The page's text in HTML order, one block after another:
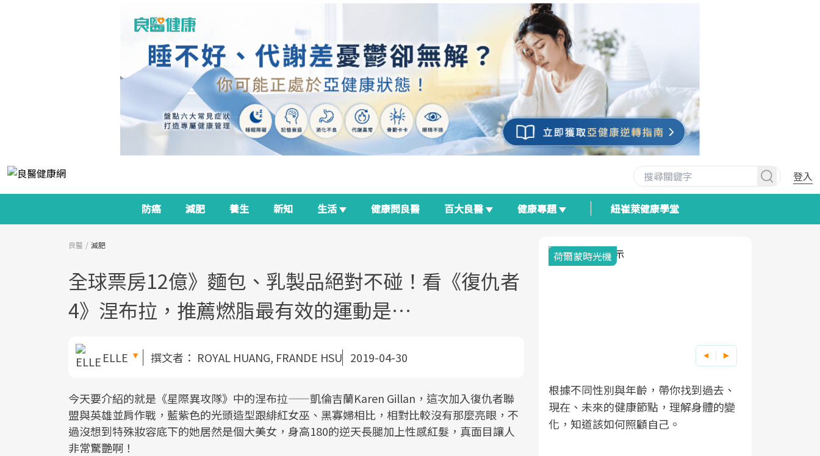
登入
防癌 減肥 養生 新知 生活 健康問良醫 百大良醫 健康專題 紐崔萊健康學堂
良醫 減肥
全球票房12億》麵包、乳製品絕對不碰！看《復仇者
4》涅布拉，推薦燃脂最有效的運動是…
ELLE 撰文者： ROYAL HUANG, FRANDE HSU 2019-04-30
今天要介紹的就是《星際異攻隊》中的涅布拉——凱倫吉蘭Karen Gillan，這次加入復仇者聯
盟與英雄並肩作戰，藍紫色的光頭造型跟緋紅女巫、黑寡婦相比，相對比較沒有那麼亮眼，不
過沒想到特殊妝容底下的她居然是個大美女，身高180的逆天長腿加上性感紅髮，真面目讓人
非常驚艷啊！
面對超高齡社會的浪潮，台灣正在快速
邁向「健康照護」的新時代。隨著國家
政策如「健康台灣推動委員會」與「長
照3.0」的推進，「預防醫學」已成全民
2025年，就到良醫生活祭體驗「一站式
健康新生活」，從講座、體驗到運動，
全面啟動你的健康革命！
良醫健康網從「換季的身體變化」出
發，透過醫學觀點與日常感受的對話，
建立對亞健康的認知，進而引導實際的
改善行動。
荷爾蒙時光機
根據不同性別與年齡，帶你找到過去、
現在、未來的健康節點，理解身體的變
化，知道該如何照顧自己。